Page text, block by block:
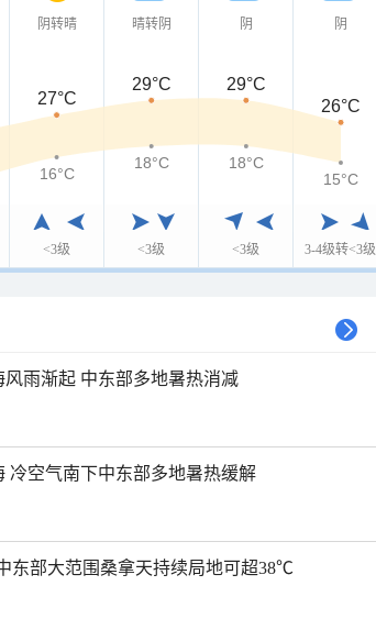
阴转晴
<3级
晴转阴
<3级
阴
<3级
阴
3-4级转<3级
27°C
29°C
29°C
26°C
16°C
18°C
18°C
15°C
风雨渐起 中东部多地暑热消减
冷空气南下中东部多地暑热缓解
东部大范围桑拿天持续局地可超38℃